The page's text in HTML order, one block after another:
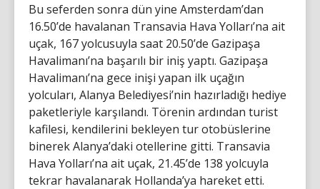
Bu seferden sonra dün yine Amsterdam’dan
16.50’de havalanan Transavia Hava Yolları’na ait
uçak, 167 yolcusuyla saat 20.50’de Gazipaşa
Havalimanı’na başarılı bir iniş yaptı. Gazipaşa
Havalimanı’na gece inişi yapan ilk uçağın
yolcuları, Alanya Belediyesi’nin hazırladığı hediye
paketleriyle karşılandı. Törenin ardından turist
kafilesi, kendilerini bekleyen tur otobüslerine
binerek Alanya’daki otellerine gitti. Transavia
Hava Yolları’na ait uçak, 21.45’de 138 yolcuyla
tekrar havalanarak Hollanda’ya hareket etti.